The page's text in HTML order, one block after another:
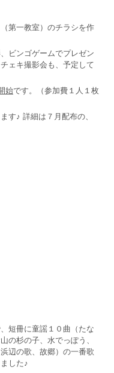
（第一教室）のチラシを作
ビンゴゲームでプレゼン
ェキ撮影会も、予定して
始です。（参加費１人１枚
す♪ 詳細は７月配布の、
短冊に童謡１０曲（たな
の杉の子、水でっぽう、
辺の歌、故郷）の一番歌
ました♪